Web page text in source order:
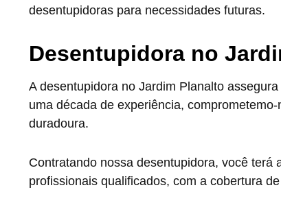
desentupidoras para necessidades futuras.
Desentupidora no
A desentupidora no Jardim Planalto
uma década de experiência,
duradoura.
Contratando nossa desentupidora, você
profissionais qualificados, com a cobertura